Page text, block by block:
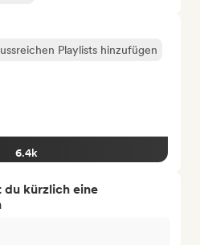
Playlists hinzufügen
6.4k
du kürzlich eine